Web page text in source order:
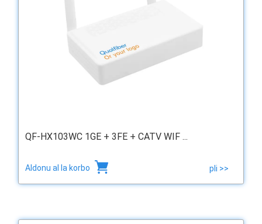
QF-HX103WC 1GE + 3FE + CATV WIF ...
Aldonu al la korbo pli >>